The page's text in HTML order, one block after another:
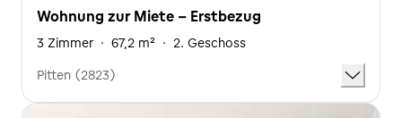
Wohnung zur Miete - Erstbezug
3 Zimmer · 67,2 m² · 2. Geschoss
Pitten (2823)